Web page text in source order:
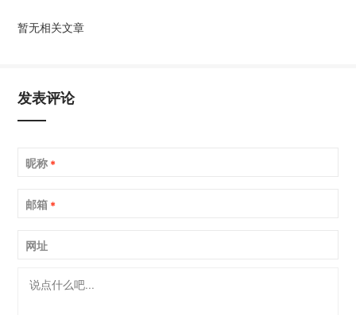
暂无相关文章
发表评论
昵称 *
邮箱 *
网址